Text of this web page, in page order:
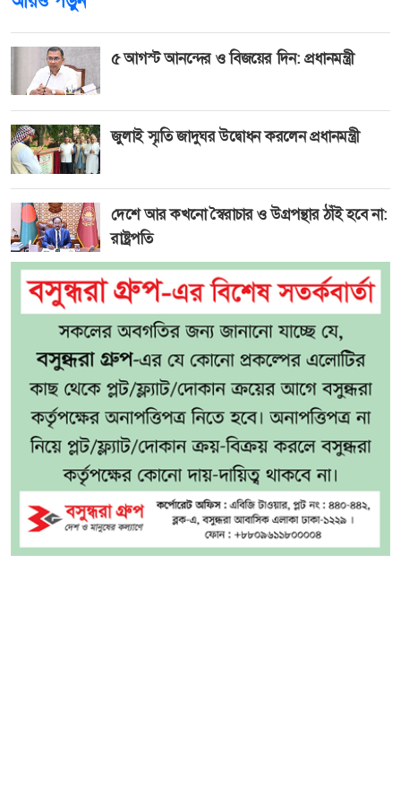
৫ আগস্ট আনন্দের ও বিজয়ের দিন: প্রধানমন্ত্রী
জুলাই স্মৃতি জাদুঘর উদ্বোধন করলেন প্রধানমন্ত্রী
দেশে আর কখনো স্বৈরাচার ও উগ্রপন্থার ঠাঁই হবে না:
রাষ্ট্রপতি